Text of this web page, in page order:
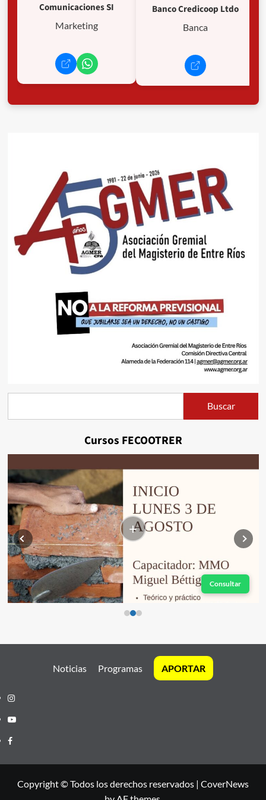
Comunicaciones SI
Marketing
Banco Credicoop Ltdo
Banca
Buscar
Cursos FECOOTRER
+
Consultar
Noticias Programas APORTAR
Instagram
Youtube
Facebook
Copyright © Todos los derechos reservados | CoverNews